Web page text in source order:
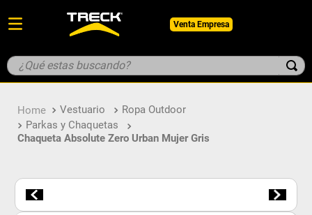
Venta Empresa
¿Qué estas buscando?
Vestuario
Ropa Outdoor
Parkas y Chaquetas
Chaqueta Absolute Zero Urban Mujer Gris
1. botin
2. pantalon
5. casco